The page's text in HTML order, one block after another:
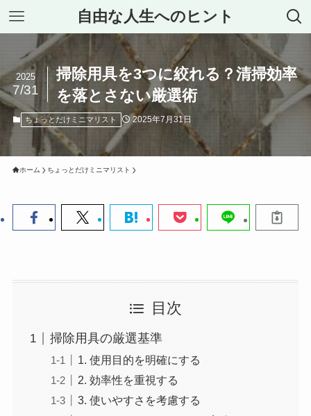
自由な人生へのヒント
掃除用具を3つに絞れる？清掃効率
を落とさない厳選術
2025
7/31
ちょっとだけミニマリスト 2025年7月31日
ホーム ちょっとだけミニマリスト
目次
掃除用具の厳選基準
1. 使用目的を明確にする
2. 効率性を重視する
3. 使いやすさを考慮する